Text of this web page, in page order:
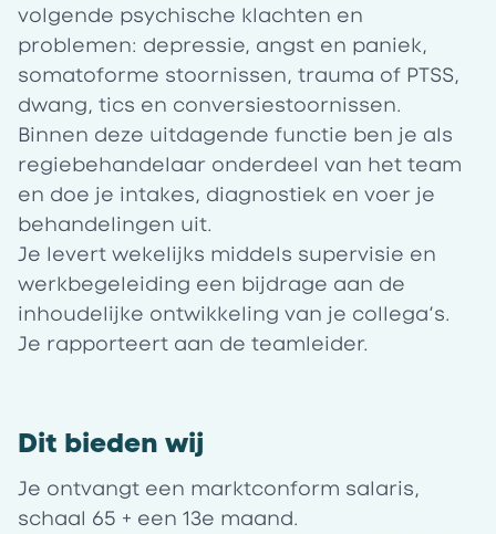
volgende psychische klachten en
problemen: depressie, angst en paniek,
somatoforme stoornissen, trauma of PTSS,
dwang, tics en conversiestoornissen.
Binnen deze uitdagende functie ben je als
regiebehandelaar onderdeel van het team
en doe je intakes, diagnostiek en voer je
behandelingen uit.
Je levert wekelijks middels supervisie en
werkbegeleiding een bijdrage aan de
inhoudelijke ontwikkeling van je collega’s.
Je rapporteert aan de teamleider.
Dit bieden wij
Je ontvangt een marktconform salaris,
schaal 65 + een 13e maand.